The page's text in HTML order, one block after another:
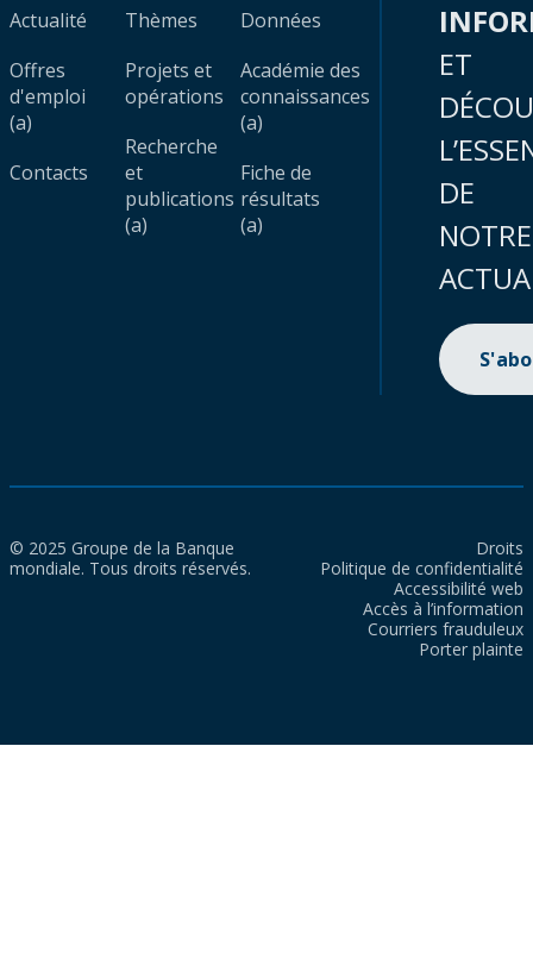
Actualité
Offres
d'emploi
(a)
Contacts
Thèmes
Projets et
opérations
Recherche
et
publications
(a)
Données
Académie des
connaissances
(a)
Fiche de
résultats
(a)
ET
DE
NOTRE
© 2025 Groupe de la Banque
mondiale. Tous droits réservés.
Droits
Politique de confidentialité
Accessibilité web
Accès à l’information
Courriers frauduleux
Porter plainte